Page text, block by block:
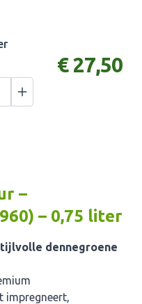
€ 27,50
–
– 0,75 liter
dennegroene
impregneert,